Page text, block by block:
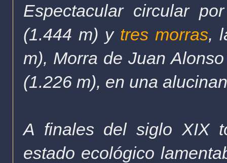
Espectacular circular
(1.444 m) y tres morras,
m), Morra de Juan
(1.226 m), en una
A finales del siglo XIX
estado ecológico